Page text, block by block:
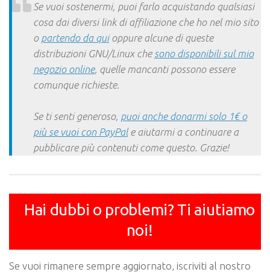
Se vuoi sostenermi, puoi farlo acquistando qualsiasi
cosa dai diversi link di affiliazione che ho nel mio sito
o partendo da quioppure alcune di queste
distribuzioni GNU/Linux che sono disponibili sul mio
negozio online, quelle mancanti possono essere
comunque richieste.
Se ti senti generoso, puoi anche donarmi solo 1€ o
più se vuoi con PayPale aiutarmi a continuare a
pubblicare più contenuti come questo. Grazie!
Hai dubbi o problemi? Ti aiutiamo
noi!
Se vuoi rimanere sempre aggiornato, iscriviti al nostro